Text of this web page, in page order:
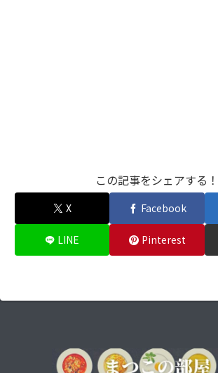
この記事をシェアする！
X Facebook
LINE Pinterest